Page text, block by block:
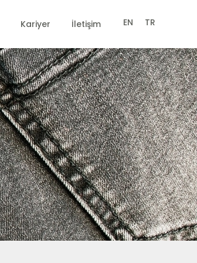
Kariyer İletişim EN TR